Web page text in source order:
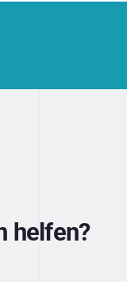
helfen?